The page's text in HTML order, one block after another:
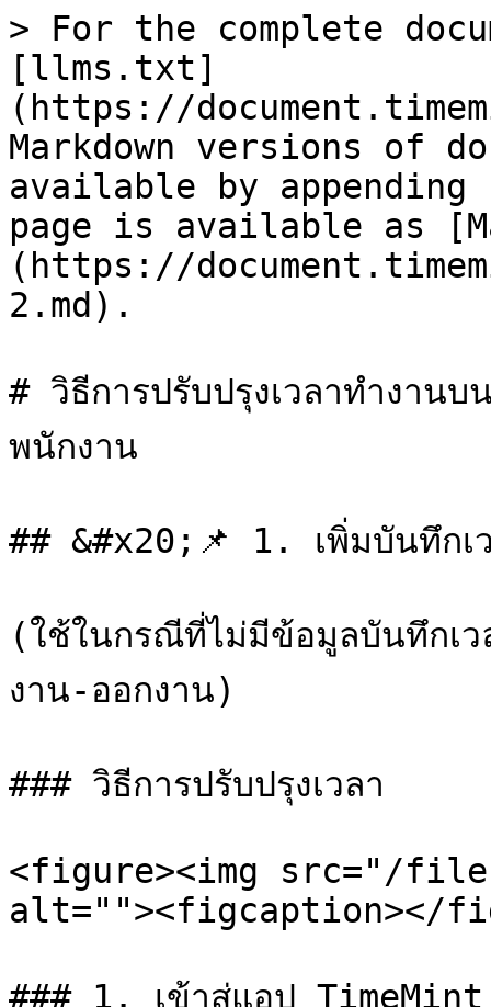
> For the complete
[llms.txt]
(https://
Markdown versions of
available by
page is available as
(https://
2.md).
# วิธีการปรับปรุงเวลาทำงาน
พนักงาน
## &#x20;📌 1. เพิ่มบันทึกเว
(ใช้ในกรณีที่ไม่มีข้อมูลบันทึกเว
งาน-ออกงาน)
### วิธีการปรับปรุงเวลา
<figure><img src="/files/
alt=""><figcaption></
### 1. เข้าสู่แอป TimeMint